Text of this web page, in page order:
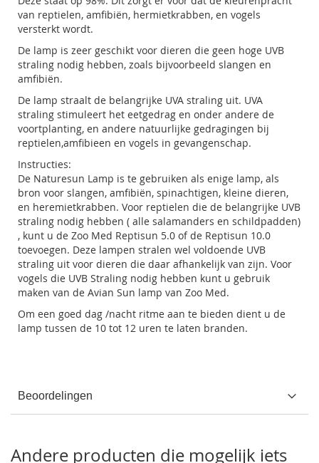
van reptielen, amfibiën, hermietkrabben, en vogels
versterkt wordt.
De lamp is zeer geschikt voor dieren die geen hoge UVB
straling nodig hebben, zoals bijvoorbeeld slangen en
amfibiën.
De lamp straalt de belangrijke UVA straling uit. UVA
straling stimuleert het eetgedrag en onder andere de
voortplanting, en andere natuurlijke gedragingen bij
reptielen,amfibieen en vogels in gevangenschap.
Instructies:
De Naturesun Lamp is te gebruiken als enige lamp, als
bron voor slangen, amfibiën, spinachtigen, kleine dieren,
en heremietkrabben. Voor reptielen die de belangrijke UVB
straling nodig hebben ( alle salamanders en schildpadden)
, kunt u de Zoo Med Reptisun 5.0 of de Reptisun 10.0
toevoegen. Deze lampen stralen wel voldoende UVB
straling uit voor dieren die daar afhankelijk van zijn. Voor
vogels die UVB Straling nodig hebben kunt u gebruik
maken van de Avian Sun lamp van Zoo Med.
Om een goed dag /nacht ritme aan te bieden dient u de
lamp tussen de 10 tot 12 uren te laten branden.
Beoordelingen
Andere producten die mogelijk iets